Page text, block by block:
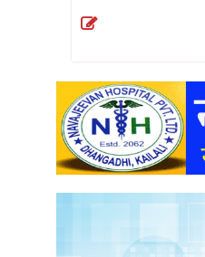
अन्तराष्ट्रिय
अन्तर्वार्ता
खेलकुद